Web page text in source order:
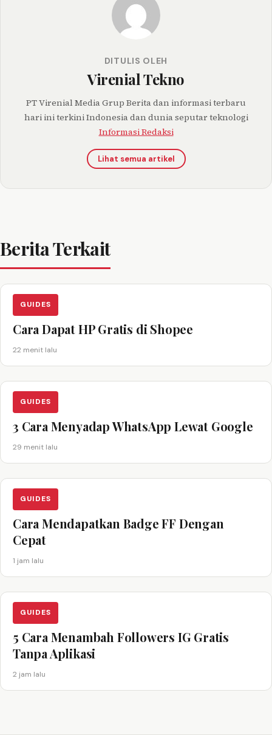
DITULIS OLEH
Virenial Tekno
PT Virenial Media Grup Berita dan informasi terbaru
hari ini terkini Indonesia dan dunia seputar teknologi
Informasi Redaksi
Lihat semua artikel
Berita Terkait
GUIDES
Cara Dapat HP Gratis di Shopee
22 menit lalu
GUIDES
3 Cara Menyadap WhatsApp Lewat Google
29 menit lalu
GUIDES
Cara Mendapatkan Badge FF Dengan
Cepat
1 jam lalu
GUIDES
5 Cara Menambah Followers IG Gratis
Tanpa Aplikasi
2 jam lalu